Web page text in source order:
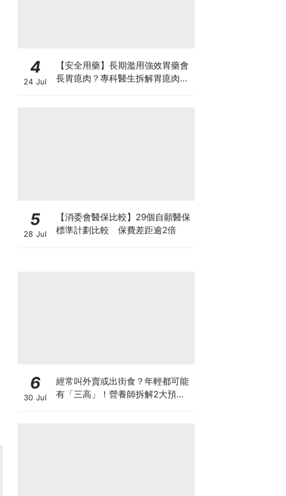
4
24 Jul
【安全用藥】長期濫用強效胃藥會
長胃瘜肉？專科醫生拆解胃瘜肉癌
5
28 Jul
【消委會醫保比較】29個自願醫保
標準計劃比較 保費差距逾2倍
6
30 Jul
經常叫外賣或出街食？年輕都可能
有「三高」！營養師拆解2大預防